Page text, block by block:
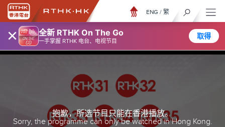
× 全新 RTHK On The Go
一手掌握 RTHK 电台、电视节目
取得
ENG / 繁
抱歉，所选节目只能在香港播放。
Sorry, the programme can only be watched in Hong Kong.